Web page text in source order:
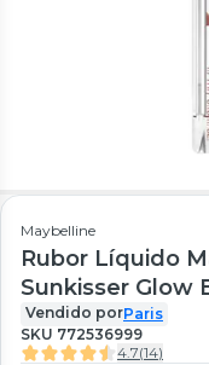
Maybelline
Rubor Líquido
Sunkisser Glow
Vendido porParis
SKU 772536999
4.7(14)